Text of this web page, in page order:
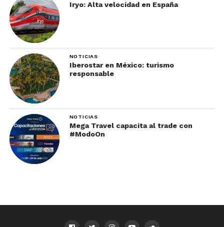
Iryo: Alta velocidad en España
NOTICIAS
Iberostar en México: turismo
responsable
NOTICIAS
Mega Travel capacita al trade con
#ModoOn